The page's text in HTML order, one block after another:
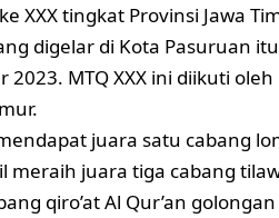
XXX tingkat Provinsi Jawa
digelar di Kota Pasuruan
2023. MTQ XXX ini diikuti
juara satu cabang
meraih juara tiga cabang
qiro’at Al Qur’an